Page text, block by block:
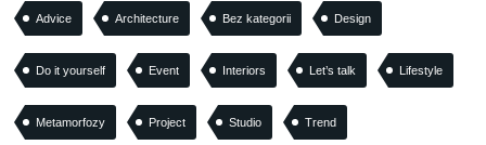
Advice Architecture Bez kategorii Design
Do it yourself Event Interiors Let’s talk Lifestyle
Metamorfozy Project Studio Trend